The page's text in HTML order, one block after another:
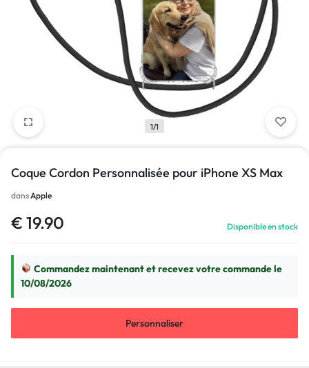
1/1
Coque Cordon Personnalisée pour iPhone XS Max
dansApple
€ 19.90 Disponible en stock
Commandez maintenant et recevez votre commande le
10/08/2026
Personnaliser